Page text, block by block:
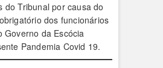
do Tribunal por causa do
dos funcionários
Governo da Escócia
Pandemia Covid 19.